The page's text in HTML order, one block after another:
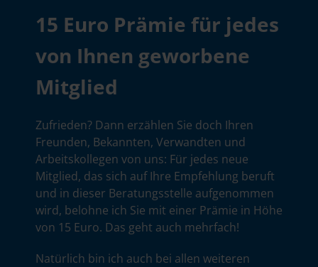
15 Euro Prämie für jedes
von Ihnen geworbene
Mitglied
Zufrieden? Dann erzählen Sie doch Ihren
Freunden, Bekannten, Verwandten und
Arbeitskollegen von uns: Für jedes neue
Mitglied, das sich auf Ihre Empfehlung beruft
und in dieser Beratungsstelle aufgenommen
wird, belohne ich Sie mit einer Prämie in Höhe
von 15 Euro. Das geht auch mehrfach!
Natürlich bin ich auch bei allen weiteren